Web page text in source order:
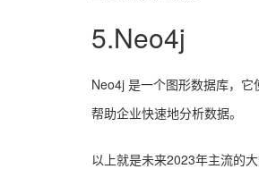
5.Neo4j
Neo4j 是一个图形数据库，
帮助企业快速地分析数据。
以上就是未来2023年主流的